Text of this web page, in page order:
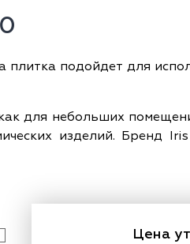
плитка подойдет для
для небольших
изделий. Бренд
Цена